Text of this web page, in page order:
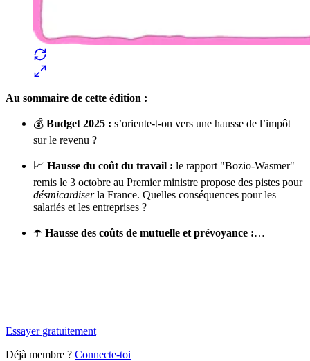
Au sommaire de cette édition :
💰 Budget 2025 : s’oriente-t-on vers une hausse de l’impôt
sur le revenu ?
📈 Hausse du coût du travail : le rapport "Bozio-Wasmer"
remis le 3 octobre au Premier ministre propose des pistes pour
désmicardiserla France. Quelles conséquences pour les
salariés et les entreprises ?
☂️ Hausse des coûts de mutuelle et prévoyance :…
Essayer gratuitement
Déjà membre ? Connecte-toi